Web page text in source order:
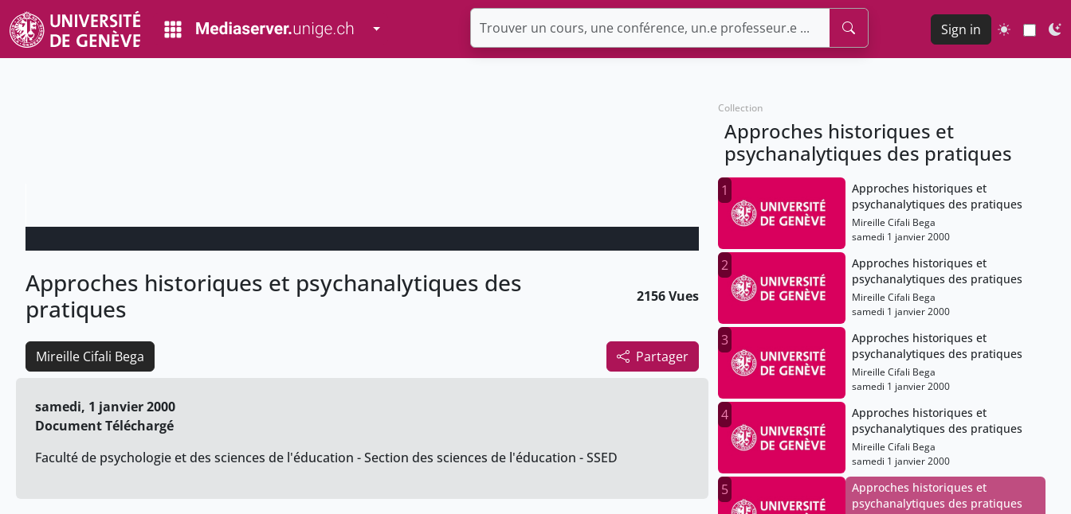
Toggle Dropdown Sign in
Approches historiques et psychanalytiques des
pratiques
2156 Vues
Partager
Mireille Cifali Bega
samedi, 1 janvier 2000
Document Téléchargé
Faculté de psychologie et des sciences de l'éducation - Section des sciences de l'éducation - SSED
Collection
Approches historiques et
psychanalytiques des pratiques
1
Approches historiques et
psychanalytiques des pratiques
Mireille Cifali Bega
samedi 1 janvier 2000
2
Approches historiques et
psychanalytiques des pratiques
Mireille Cifali Bega
samedi 1 janvier 2000
3
Approches historiques et
psychanalytiques des pratiques
Mireille Cifali Bega
samedi 1 janvier 2000
4
Approches historiques et
psychanalytiques des pratiques
Mireille Cifali Bega
samedi 1 janvier 2000
5
Approches historiques et
psychanalytiques des pratiques